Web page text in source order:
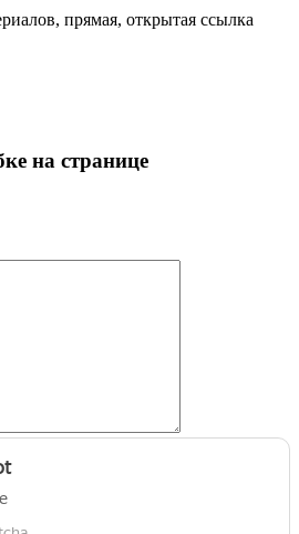
прямая, открытая ссылка
на странице